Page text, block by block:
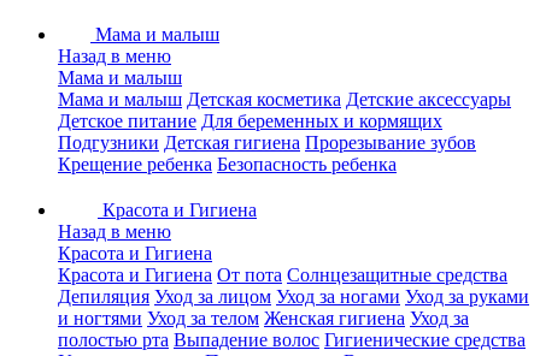
Мама и малыш
Назад в меню
Мама и малыш
Мама и малыш Детская косметика Детские аксессуары
Детское питание Для беременных и кормящих
Подгузники Детская гигиена Прорезывание зубов
Крещение ребенка Безопасность ребенка
Красота и Гигиена
Назад в меню
Красота и Гигиена
Красота и Гигиена От пота Солнцезащитные средства
Депиляция Уход за лицом Уход за ногами Уход за руками
и ногтями Уход за телом Женская гигиена Уход за
полостью рта Выпадение волос Гигиенические средства